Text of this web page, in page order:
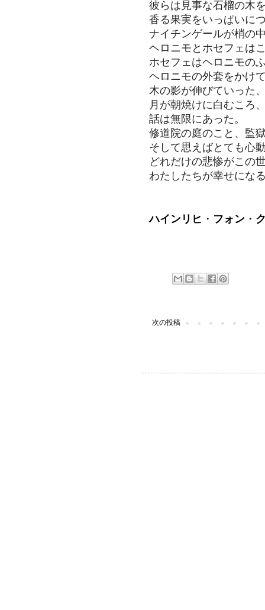
彼らは見事な石榴の木
香る果実をいっぱいに
ナイチンゲールが梢の
ヘロニモとホセフェは
ホセフェはヘロニモの
ヘロニモの外套をかけ
木の影が伸びていった
月が朝焼けに白むこ ろ
話は無限にあった。
修道院の庭のこと、監
そして思えばとても心
どれだけの悲惨がこの
わたしたちが幸せにな
ハインリヒ ・ フォン ・
次の投稿